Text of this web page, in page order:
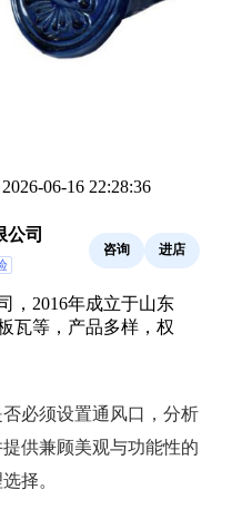
2026-06-16 22:28:36
公司
咨询 进店
，2016年成立于山东
瓦等，产品多样，权
必须设置通风口，分析
供兼顾美观与功能性的
择。